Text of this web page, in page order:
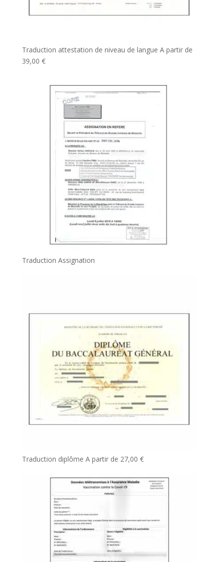
Traduction attestation de niveau de langue A partir de
39,00 €
Traduction Assignation
Traduction diplôme A partir de 27,00 €